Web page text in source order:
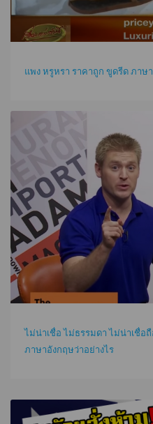
แพง หรูหรา ราคาถูก ขูดรีด ภาษ
ไม่น่าเชื่อ ไม่ธรรมดา ไม่น่าเชื่อ
ภาษาอังกฤษว่าอย่างไร